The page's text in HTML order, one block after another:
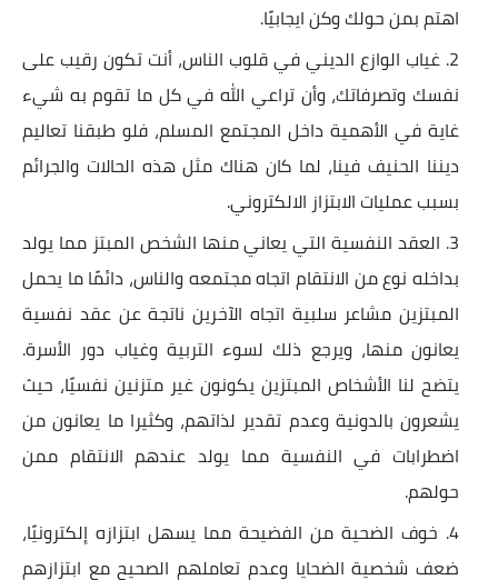
اهتم بمن حولك وكن ايجابيًا.
غياب الوازع الديني في قلوب الناس، أنت تكون رقيب على
نفسك وتصرفاتك، وأن تراعي الله في كل ما تقوم به شيء
غاية في الأهمية داخل المجتمع المسلم، فلو طبقنا تعاليم
ديننا الحنيف فينا، لما كان هناك مثل هذه الحالات والجرائم
بسبب عمليات الابتزاز الالكتروني.
العقد النفسية التي يعاني منها الشخص المبتز مما يولد
بداخله نوع من الانتقام اتجاه مجتمعه والناس، دائمًا ما يحمل
المبتزين مشاعر سلبية اتجاه الآخرين ناتجة عن عقد نفسية
يعانون منها، ويرجع ذلك لسوء التربية وغياب دور الأسرة.
يتضح لنا الأشخاص المبتزين يكونون غير متزنين نفسيًا، حيث
يشعرون بالدونية وعدم تقدير لذاتهم، وكثيرا ما يعانون من
اضطرابات في النفسية مما يولد عندهم الانتقام ممن
حولهم.
خوف الضحية من الفضيحة مما يسهل ابتزازه إلكترونيًا،
ضعف شخصية الضحايا وعدم تعاملهم الصحيح مع ابتزازهم